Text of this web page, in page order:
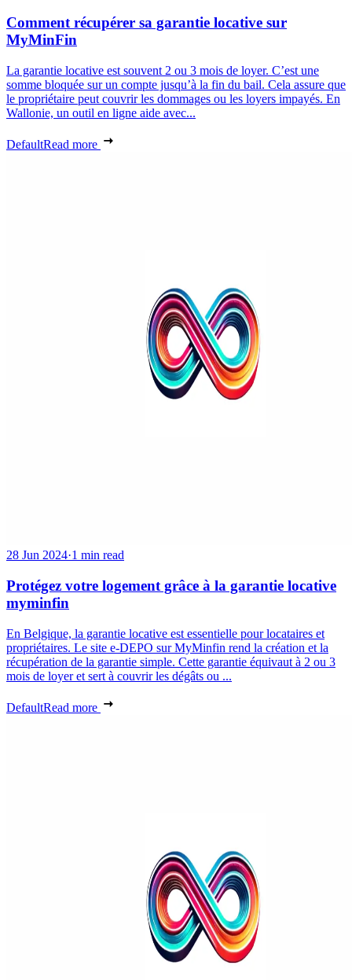
Comment récupérer sa garantie locative sur
MyMinFin
La garantie locative est souvent 2 ou 3 mois de loyer. C’est une
somme bloquée sur un compte jusqu’à la fin du bail. Cela assure que
le propriétaire peut couvrir les dommages ou les loyers impayés. En
Wallonie, un outil en ligne aide avec...
DefaultRead more
28 Jun 2024·1 min read
Protégez votre logement grâce à la garantie locative
myminfin
En Belgique, la garantie locative est essentielle pour locataires et
propriétaires. Le site e-DEPO sur MyMinfin rend la création et la
récupération de la garantie simple. Cette garantie équivaut à 2 ou 3
mois de loyer et sert à couvrir les dégâts ou ...
DefaultRead more